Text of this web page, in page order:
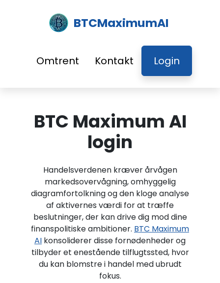
BTCMaximumAI
Omtrent Kontakt Login
BTC Maximum AI
login
Handelsverdenen kræver årvågen
markedsovervågning, omhyggelig
diagramfortolkning og den kloge analyse
af aktivernes værdi for at træffe
beslutninger, der kan drive dig mod dine
finanspolitiske ambitioner. BTC Maximum
AI konsoliderer disse fornødenheder og
tilbyder et enestående tilflugtssted, hvor
du kan blomstre i handel med ubrudt
fokus.